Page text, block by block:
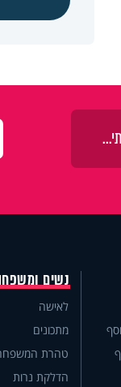
נשים
לאישה
מתכונים
טהרת
הדלקת נרות